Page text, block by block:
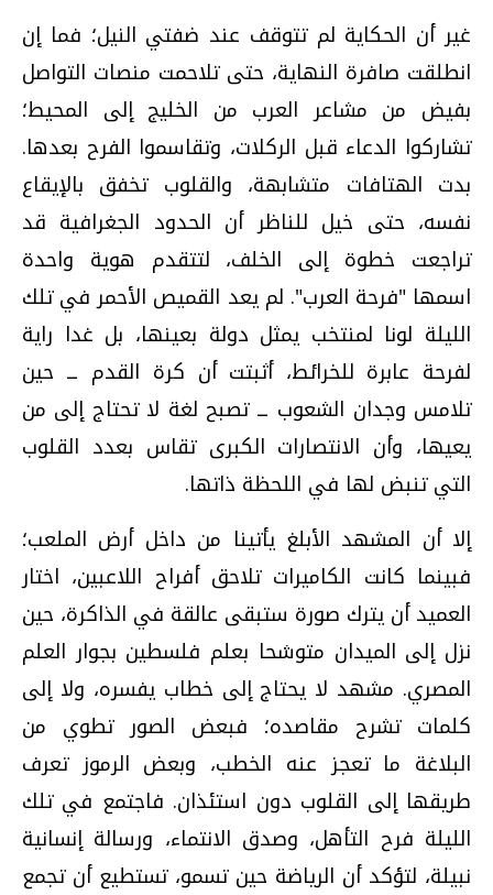
غير أن الحكاية لم تتوقف عند ضفتي النيل؛ فما إن
انطلقت صافرة النهاية، حتى تلاحمت منصات التواصل
بفيض من مشاعر العرب من الخليج إلى المحيط؛
تشاركوا الدعاء قبل الركلات، وتقاسموا الفرح بعدها.
بدت الهتافات متشابهة، والقلوب تخفق بالإيقاع
نفسه، حتى خيل للناظر أن الحدود الجغرافية قد
تراجعت خطوة إلى الخلف، لتتقدم هوية واحدة
اسمها "فرحة العرب". لم يعد القميص الأحمر في تلك
الليلة لونا لمنتخب يمثل دولة بعينها، بل غدا راية
لفرحة عابرة للخرائط، أثبتت أن كرة القدم ــ حين
تلامس وجدان الشعوب ــ تصبح لغة لا تحتاج إلى من
يعيها، وأن الانتصارات الكبرى تقاس بعدد القلوب
التي تنبض لها في اللحظة ذاتها.
إلا أن المشهد الأبلغ يأتينا من داخل أرض الملعب؛
فبينما كانت الكاميرات تلاحق أفراح اللاعبين، اختار
العميد أن يترك صورة ستبقى عالقة في الذاكرة، حين
نزل إلى الميدان متوشحا بعلم فلسطين بجوار العلم
المصري. مشهد لا يحتاج إلى خطاب يفسره، ولا إلى
كلمات تشرح مقاصده؛ فبعض الصور تطوي من
البلاغة ما تعجز عنه الخطب، وبعض الرموز تعرف
طريقها إلى القلوب دون استئذان. فاجتمع في تلك
الليلة فرح التأهل، وصدق الانتماء، ورسالة إنسانية
نبيلة، لتؤكد أن الرياضة حين تسمو، تستطيع أن تجمع